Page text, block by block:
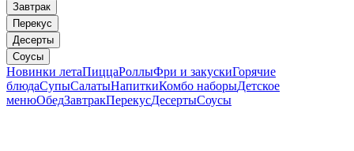
Завтрак
Перекус
Десерты
Соусы
Новинки летаПиццаРоллыФри и закускиГорячие
блюдаСупыСалатыНапиткиКомбо наборыДетское
менюОбедЗавтракПерекусДесертыСоусы